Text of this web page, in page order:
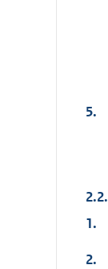
5.
1.
2.